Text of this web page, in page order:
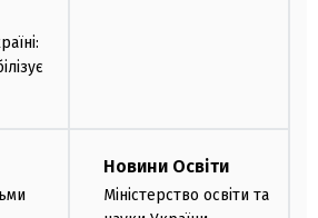
Новини Освіти
Міністерство освіти та